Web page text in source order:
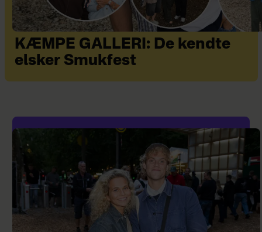
KÆMPE GALLERI: De kendte
elsker Smukfest